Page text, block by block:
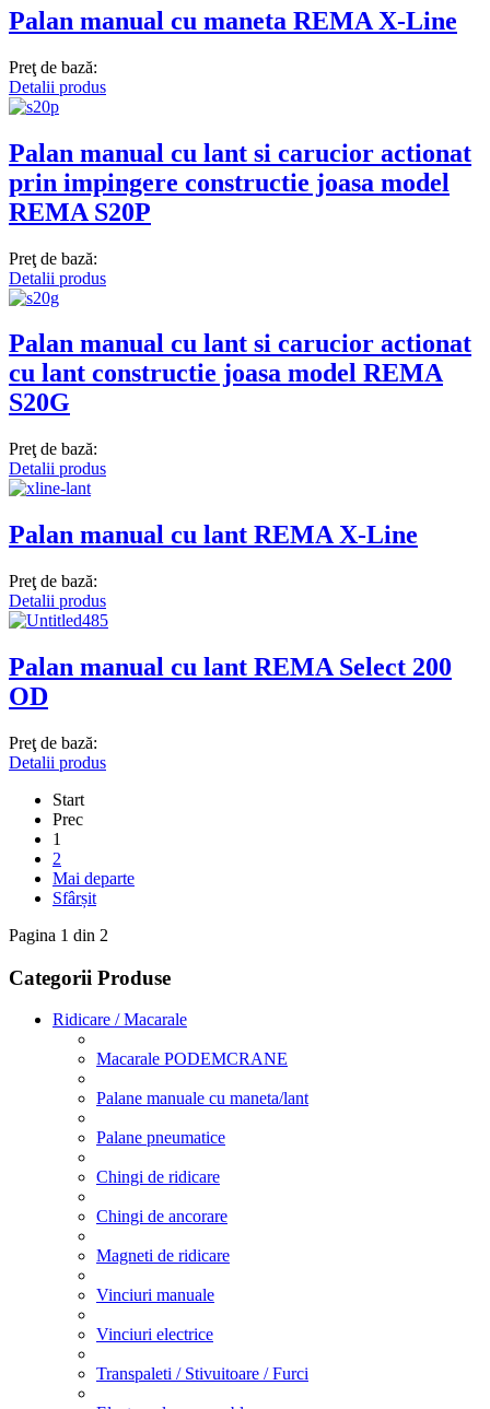
Palan manual cu maneta REMA X-Line
Preţ de bază:
Detalii produs
Palan manual cu lant si carucior actionat
prin impingere constructie joasa model
REMA S20P
Preţ de bază:
Detalii produs
Palan manual cu lant si carucior actionat
cu lant constructie joasa model REMA
S20G
Preţ de bază:
Detalii produs
Palan manual cu lant REMA X-Line
Preţ de bază:
Detalii produs
Palan manual cu lant REMA Select 200
OD
Preţ de bază:
Detalii produs
Start
Prec
1
2
Mai departe
Sfârșit
Pagina 1 din 2
Categorii Produse
Ridicare / Macarale
Macarale PODEMCRANE
Palane manuale cu maneta/lant
Palane pneumatice
Chingi de ridicare
Chingi de ancorare
Magneti de ridicare
Vinciuri manuale
Vinciuri electrice
Transpaleti / Stivuitoare / Furci